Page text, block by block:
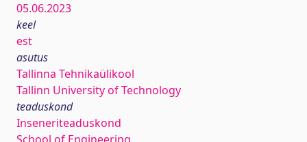
05.06.2023
keel
est
asutus
Tallinna Tehnikaülikool
Tallinn University of Technology
teaduskond
Inseneriteaduskond